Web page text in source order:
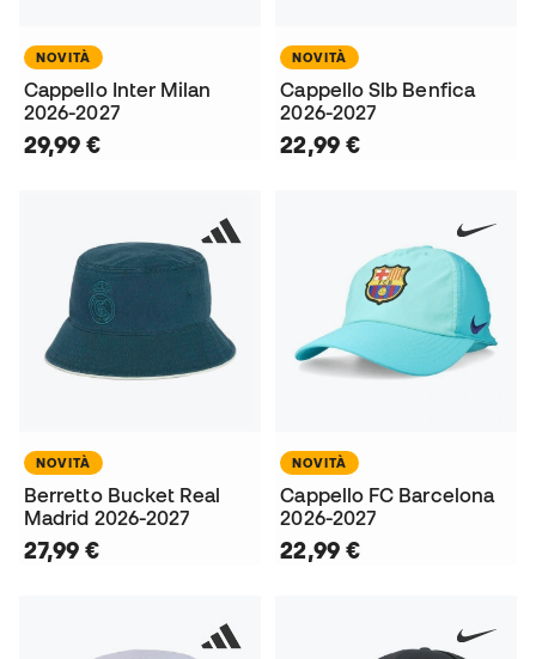
NOVITÀ
Cappello Inter Milan
2026-2027
29,99 €
NOVITÀ
Cappello Slb Benfica
2026-2027
22,99 €
NOVITÀ
Berretto Bucket Real
Madrid 2026-2027
27,99 €
NOVITÀ
Cappello FC Barcelona
2026-2027
22,99 €